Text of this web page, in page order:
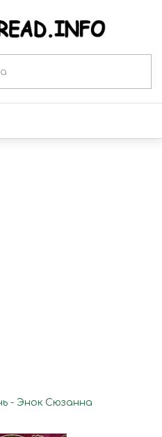
- Энок Сюзанна